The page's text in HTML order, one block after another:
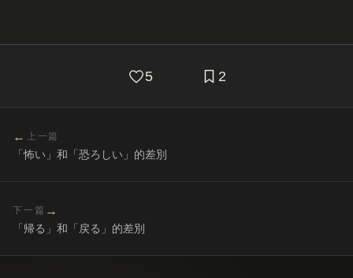
5 2
← 上一篇
「怖い」和「恐ろしい」的差別
下一篇 →
「帰る」和「戻る」的差別